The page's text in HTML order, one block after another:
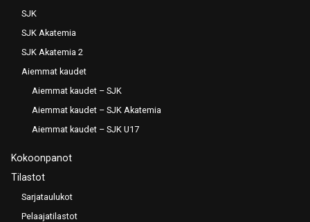
SJK
SJK Akatemia
SJK Akatemia 2
Aiemmat kaudet
Aiemmat kaudet – SJK
Aiemmat kaudet – SJK Akatemia
Aiemmat kaudet – SJK U17
Kokoonpanot
Tilastot
Sarjataulukot
Pelaajatilastot